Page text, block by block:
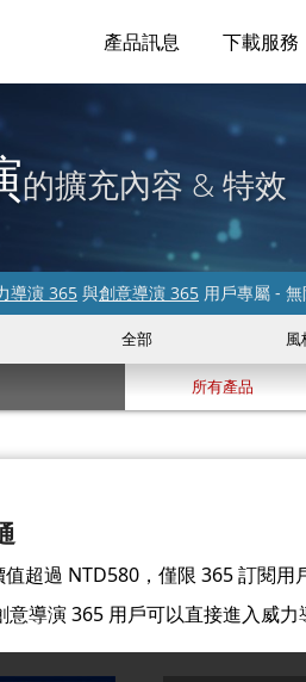
產品訊息 下載服務
的擴充內容 & 特效
導演 365 與創意導演 365 用戶專屬 -
全部 風
所有產品
超過 NTD580，僅限 365 訂閱用
意導演 365 用戶可以直接進入威